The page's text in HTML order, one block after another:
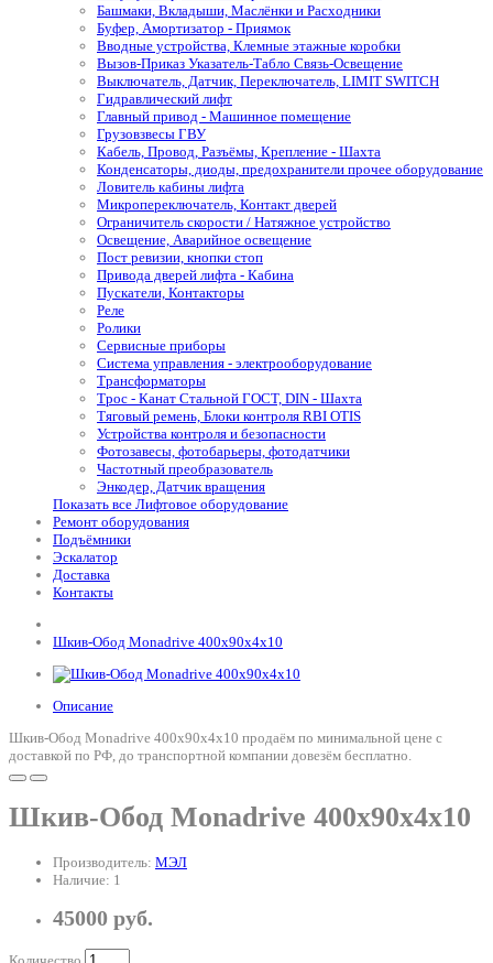
Башмаки, Вкладыши, Маслёнки и Расходники
Буфер, Амортизатор - Приямок
Вводные устройства, Клемные этажные коробки
Вызов-Приказ Указатель-Табло Связь-Освещение
Выключатель, Датчик, Переключатель, LIMIT SWITCH
Гидравлический лифт
Главный привод - Машинное помещение
Грузовзвесы ГВУ
Кабель, Провод, Разъёмы, Крепление - Шахта
Конденсаторы, диоды, предохранители прочее оборудование
Ловитель кабины лифта
Микропереключатель, Контакт дверей
Ограничитель скорости / Натяжное устройство
Освещение, Аварийное освещение
Пост ревизии, кнопки стоп
Привода дверей лифта - Кабина
Пускатели, Контакторы
Реле
Ролики
Сервисные приборы
Система управления - электрооборудование
Трансформаторы
Трос - Канат Стальной ГОСТ, DIN - Шахта
Тяговый ремень, Блоки контроля RBI OTIS
Устройства контроля и безопасности
Фотозавесы, фотобарьеры, фотодатчики
Частотный преобразователь
Энкодер, Датчик вращения
Показать все Лифтовое оборудование
Ремонт оборудования
Подъёмники
Эскалатор
Доставка
Контакты
Шкив-Обод Monadrive 400x90х4x10
Описание
Шкив-Обод Monadrive 400x90х4x10 продаём по минимальной цене с
доставкой по РФ, до транспортной компании довезём бесплатно.
Шкив-Обод Monadrive 400x90х4x10
Производитель: МЭЛ
Наличие: 1
45000 руб.